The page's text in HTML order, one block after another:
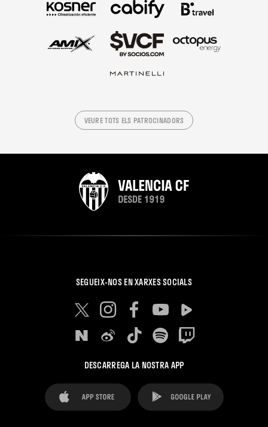
VEURE TOTS ELS PATROCINADORS
SEGUEIX-NOS EN XARXES SOCIALS
DESCARREGA LA NOSTRA APP